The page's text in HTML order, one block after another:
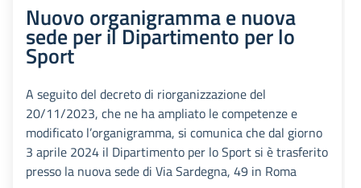
Nuovo organigramma e nuova
sede per il Dipartimento per lo
Sport
A seguito del decreto di riorganizzazione del
20/11/2023, che ne ha ampliato le competenze e
modificato l’organigramma, si comunica che dal giorno
3 aprile 2024 il Dipartimento per lo Sport si è trasferito
presso la nuova sede di Via Sardegna, 49 in Roma